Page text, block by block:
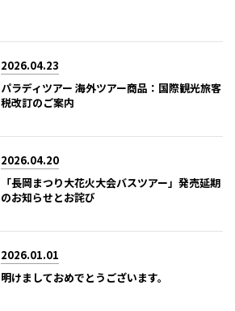
2026.04.23
パラディツアー 海外ツアー商品：国際観光旅客
税改訂のご案内
2026.04.20
「長岡まつり大花火大会バスツアー」発売延期
のお知らせとお詫び
2026.01.01
明けましておめでとうございます。